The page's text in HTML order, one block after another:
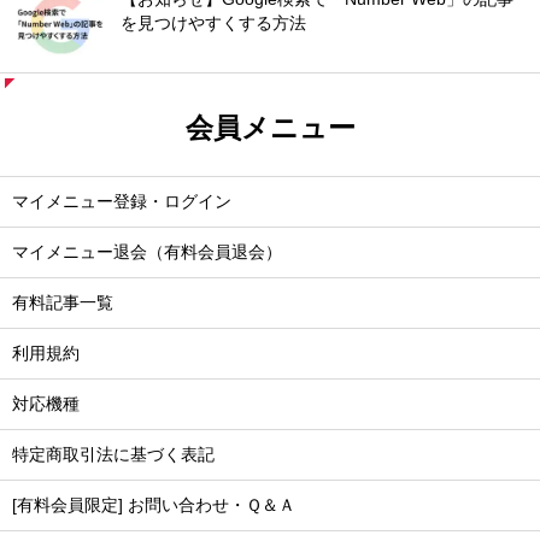
を見つけやすくする方法
会員メニュー
マイメニュー登録・ログイン
マイメニュー退会（有料会員退会）
有料記事一覧
利用規約
対応機種
特定商取引法に基づく表記
[有料会員限定] お問い合わせ・Ｑ＆Ａ